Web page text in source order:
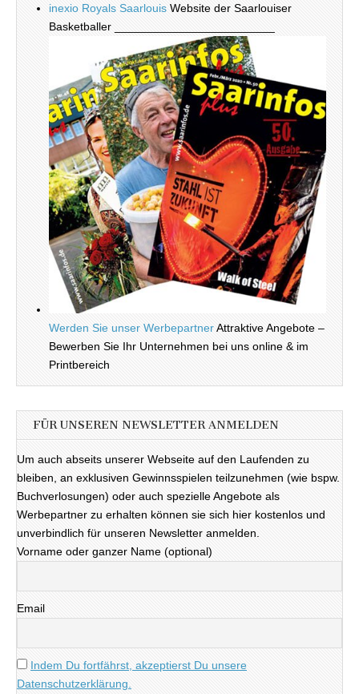
inexio Royals Saarlouis Website der Saarlouiser
Basketballer _________________________
Werden Sie unser WerbepartnerAttraktive Angebote –
Bewerben Sie Ihr Unternehmen bei uns online & im
Printbereich
FÜR UNSEREN NEWSLETTER ANMELDEN
Um auch abseits unserer Webseite auf den Laufenden zu
bleiben, an exklusiven Gewinnsspielen teilzunehmen (wie bspw.
Buchverlosungen) oder auch spezielle Angebote als
Werbepartner zu erhalten können sie sich hier kostenlos und
unverbindlich für unseren Newsletter anmelden.
Vorname oder ganzer Name (optional)
Email
Indem Du fortfährst, akzeptierst Du unsere
Datenschutzerklärung.